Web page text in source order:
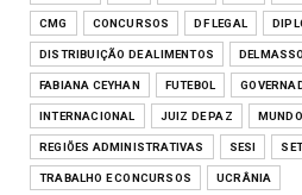
CMG CONCURSOS DF LEGAL
DISTRIBUIÇÃO DE ALIMENTOS DELMASSO
FABIANA CEYHAN FUTEBOL
INTERNACIONAL JUIZ DE PAZ MUNDO
REGIÕES ADMINISTRATIVAS SESI
TRABALHO E CONCURSOS UCRÂNIA